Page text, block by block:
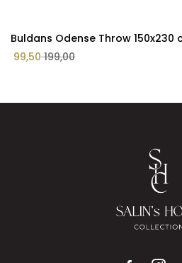
Buldans Odense Throw 150x230
99,50199,00